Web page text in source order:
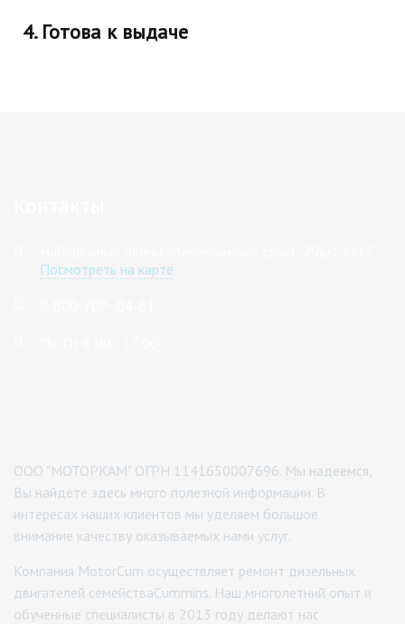
4. Готова к выдаче
Посмотреть на карте
ООО "МОТОРКАМ" ОГРН 1141650007696. Мы надеемся,
Вы найдете здесь много полезной информации. В
интересах наших клиентов мы уделяем большое
внимание качеству оказываемых нами услуг.
Компания MotorCum осуществляет ремонт дизельных
двигателей семействаCummins. Наш многолетний опыт и
обученные специалисты в 2013 году делают нас